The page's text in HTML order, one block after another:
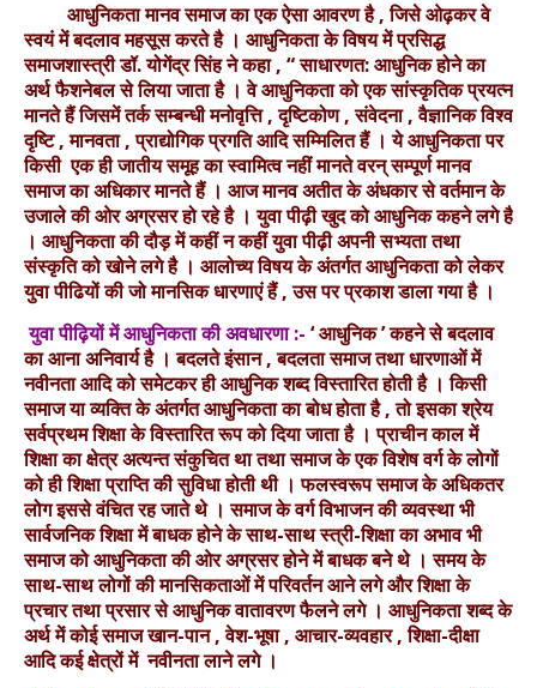
आधुनिकता मानव समाज का एक ऐसा आवरण है , जिसे ओढ़कर वे
स्वयं में बदलाव महसूस करते है । आधुनिकता के विषय में प्रसिद्ध
समाजशास्त्री डॉ. योगेंद्र सिंह ने कहा , “ साधारणत: आधुनिक होने का
अर्थ फैशनेबल से लिया जाता है । वे आधुनिकता को एक सांस्कृतिक प्रयत्न
मानते हैं जिसमें तर्क सम्बन्धी मनोवृत्ति , दृष्टिकोण , संवेदना , वैज्ञानिक विश्व
दृष्टि , मानवता , प्राद्योगिक प्रगति आदि सम्मिलित हैं । ये आधुनिकता पर
किसी एक ही जातीय समूह का स्वामित्व नहीं मानते वरन् सम्पूर्ण मानव
समाज का अधिकार मानते हैं । आज मानव अतीत के अंधकार से वर्तमान के
उजाले की ओर अग्रसर हो रहे है । युवा पीढ़ी खुद को आधुनिक कहने लगे है
। आधुनिकता की दौड़ में कहीं न कहीं युवा पीढ़ी अपनी सभ्यता तथा
संस्कृति को खोने लगे है । आलोच्य विषय के अंतर्गत आधुनिकता को लेकर
युवा पीढियों की जो मानसिक धारणाएं हैं , उस पर प्रकाश डाला गया है ।
युवा पीढ़ियों में आधुनिकता की अवधारणा :- ‘ आधुनिक ’ कहने से बदलाव
का आना अनिवार्य है । बदलते इंसान , बदलता समाज तथा धारणाओं में
नवीनता आदि को समेटकर ही आधुनिक शब्द विस्तारित होती है । किसी
समाज या व्यक्ति के अंतर्गत आधुनिकता का बोध होता है , तो इसका श्रेय
सर्वप्रथम शिक्षा के विस्तारित रूप को दिया जाता है । प्राचीन काल में
शिक्षा का क्षेत्र अत्यन्त संकुचित था तथा समाज के एक विशेष वर्ग के लोगों
को ही शिक्षा प्राप्ति की सुविधा होती थी । फलस्वरूप समाज के अधिकतर
लोग इससे वंचित रह जाते थे । समाज के वर्ग विभाजन की व्यवस्था भी
सार्वजनिक शिक्षा में बाधक होने के साथ-साथ स्त्री-शिक्षा का अभाव भी
समाज को आधुनिकता की ओर अग्रसर होने में बाधक बने थे । समय के
साथ-साथ लोगों की मानसिकताओं में परिवर्तन आने लगे और शिक्षा के
प्रचार तथा प्रसार से आधुनिक वातावरण फैलने लगे । आधुनिकता शब्द के
अर्थ में कोई समाज खान-पान , वेश-भूषा , आचार-व्यवहार , शिक्षा-दीक्षा
आदि कई क्षेत्रों में नवीनता लाने लगे ।